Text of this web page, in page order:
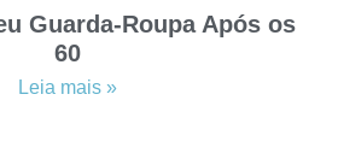
Guarda-Roupa Após os
60
Leia mais »